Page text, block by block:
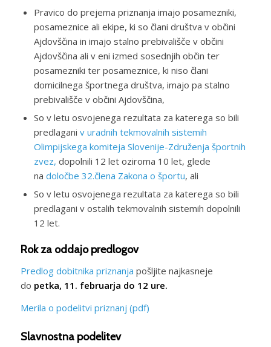
Pravico do prejema priznanja imajo posamezniki,
posameznice ali ekipe, ki so člani društva v občini
Ajdovščina in imajo stalno prebivališče v občini
Ajdovščina ali v eni izmed sosednjih občin ter
posamezniki ter posameznice, ki niso člani
domicilnega športnega društva, imajo pa stalno
prebivališče v občini Ajdovščina,
So v letu osvojenega rezultata za katerega so bili
predlagani v uradnih tekmovalnih sistemih
Olimpijskega komiteja Slovenije-Združenja športnih
zvez, dopolnili 12 let oziroma 10 let, glede
na določbe 32.člena Zakona o športu, ali
So v letu osvojenega rezultata za katerega so bili
predlagani v ostalih tekmovalnih sistemih dopolnili
12 let.
Rok za oddajo predlogov
Predlog dobitnika priznanja pošljite najkasneje
do petka, 11. februarja do 12 ure.
Merila o podelitvi priznanj (pdf)
Slavnostna podelitev